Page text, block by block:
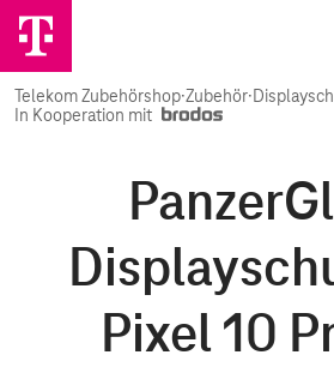
Telekom Zubehörshop·Zubehör·
In Kooperation mit
Pixel 10